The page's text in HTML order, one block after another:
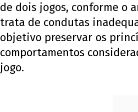
de dois jogos, conforme o
trata de condutas
objetivo preservar os
comportamentos
jogo.